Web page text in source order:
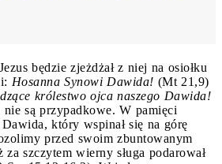
będzie zjeżdżał z niej na osiołku
Hosanna Synowi Dawida! (Mt 21,9)
królestwo ojca naszego Dawida!
są przypadkowe. W pamięci
który wspinał się na górę
przed swoim zbuntowanym
szczytem wierny sługa podarował